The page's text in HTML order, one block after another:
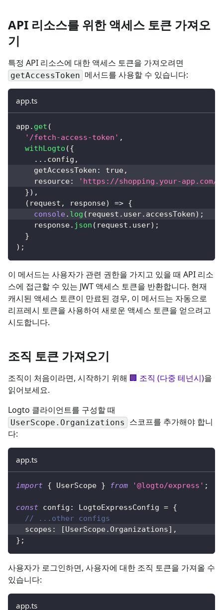
API 리소스를 위한 액세스 토큰 가져오
기
특정 API 리소스에 대한 액세스 토큰을 가져오려면
getAccessToken 메서드를 사용할 수 있습니다:
app.ts
app . get (
'/fetch-access-token' ,
withLogto ({
... config ,
    getAccessToken
: true,
    resource
:
'https://shopping.your-app.com/
}) ,
( request , response) => {
console . log ( request . user. accessToken) ;
    response
. json ( request . user) ;
}
) ;
이 메서드는 사용자가 관련 권한을 가지고 있을 때 API 리소
스에 접근할 수 있는 JWT 액세스 토큰을 반환합니다. 현재
캐시된 액세스 토큰이 만료된 경우, 이 메서드는 자동으로
리프레시 토큰을 사용하여 새로운 액세스 토큰을 얻으려고
시도합니다.
조직 토큰 가져오기
조직이 처음이라면, 시작하기 위해 🏢 조직 (다중 테넌시)을
읽어보세요.
Logto 클라이언트를 구성할 때
UserScope.Organizations
스코프를 추가해야 합니
다:
app.ts
import { UserScope } from '@logto/express' ;
const config : LogtoExpressConfig = {
// ...other configs
  scopes
: [UserScope.Organizations] ,
} ;
사용자가 로그인하면, 사용자에 대한 조직 토큰을 가져올 수
있습니다:
app.ts